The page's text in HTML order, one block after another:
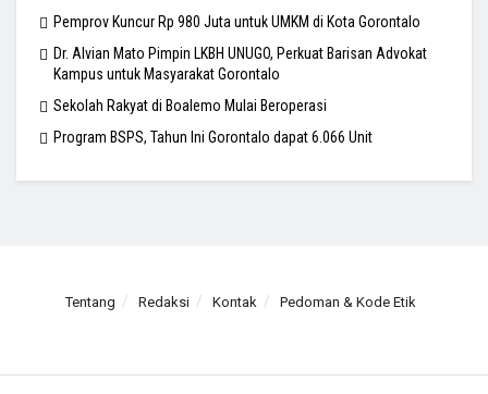
Pemprov Kuncur Rp 980 Juta untuk UMKM di Kota Gorontalo
Dr. Alvian Mato Pimpin LKBH UNUGO, Perkuat Barisan Advokat
Kampus untuk Masyarakat Gorontalo
Sekolah Rakyat di Boalemo Mulai Beroperasi
Program BSPS, Tahun Ini Gorontalo dapat 6.066 Unit
Tentang Redaksi Kontak Pedoman & Kode Etik